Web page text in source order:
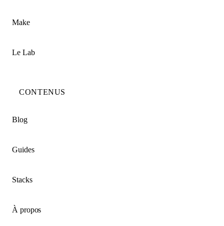
Make
Le Lab
CONTENUS
Blog
Guides
Stacks
À propos